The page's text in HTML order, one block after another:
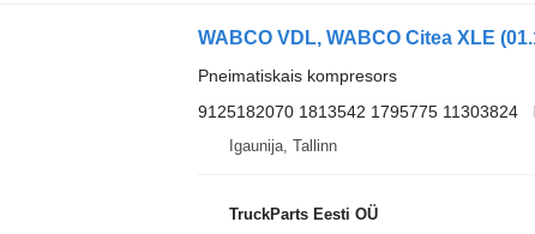
Pneimatiskais kompresors
9125182070 1813542 1795775 11303824
Igaunija, Tallinn
TruckParts Eesti OÜ